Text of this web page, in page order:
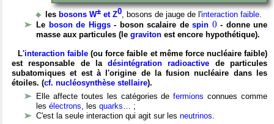
les bosons W± et Z0, bosons de jauge de l'interaction faible.
Le boson de Higgs- boson scalaire de spin 0
0 - donne une
masse aux particules (le graviton est encore hypothétique).
L'interaction faible (ou force faible et même force nucléaire faible)
est responsable de ladésintégration radioactive de particules
subatomiques et est à l'origine de la fusion nucléaire dans les
étoiles. (cf. nucléosynthèse stellaire).
Elle affecte toutes les catégories defermions connues comme
les électrons , les quarks … ;
C'est la seule interaction qui agit sur les neutrinos